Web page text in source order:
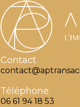
Contact
Téléphone
06 61 94 18 53